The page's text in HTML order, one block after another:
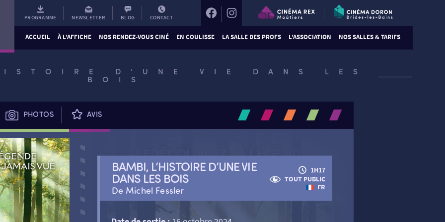
PROGRAMME NEWSLETTER BLOG CONTACT
ACCUEIL À L’AFFICHE NOS RENDEZ-VOUS CINÉ EN COULISSE LA SALLE DES PROFS L’ASSOCIATION NOS SALLES & TARIFS
D’UNE VIE DANS LES
BOIS
PHOTOS AVIS
BAMBI, L’HISTOIRE D’UNE VIE
DANS LES BOIS
De Michel Fessler
1H17
TOUT PUBLIC
FR